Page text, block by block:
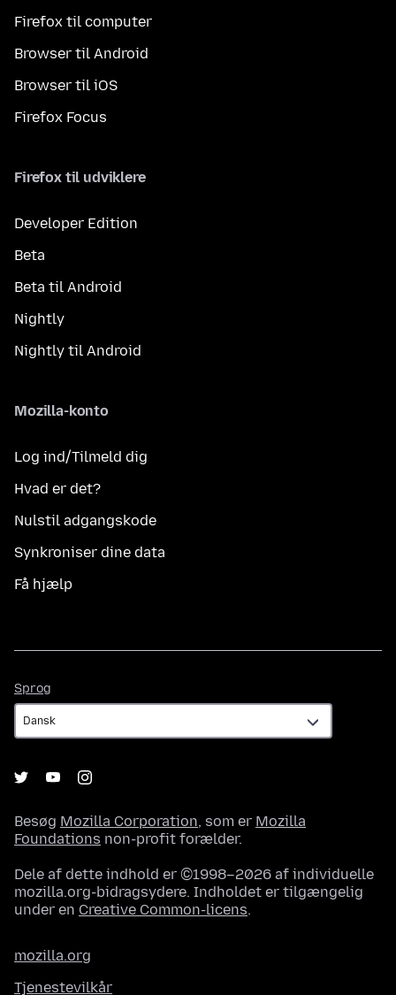
Firefox til computer
Browser til Android
Browser til iOS
Firefox Focus
Firefox til udviklere
Developer Edition
Beta
Beta til Android
Nightly
Nightly til Android
Mozilla-konto
Log ind/Tilmeld dig
Hvad er det?
Nulstil adgangskode
Synkroniser dine data
Få hjælp
Sprog
Besøg Mozilla Corporation, som er Mozilla
Foundations non-profit forælder.
Dele af dette indhold er ©1998–2026 af individuelle
mozilla.org-bidragsydere. Indholdet er tilgængelig
under en Creative Common-licens.
mozilla.org
Tjenestevilkår